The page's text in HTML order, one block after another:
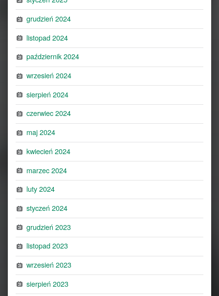
grudzień 2024
listopad 2024
październik 2024
wrzesień 2024
sierpień 2024
czerwiec 2024
maj 2024
kwiecień 2024
marzec 2024
luty 2024
styczeń 2024
grudzień 2023
listopad 2023
wrzesień 2023
sierpień 2023